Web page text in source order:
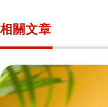
相關文章